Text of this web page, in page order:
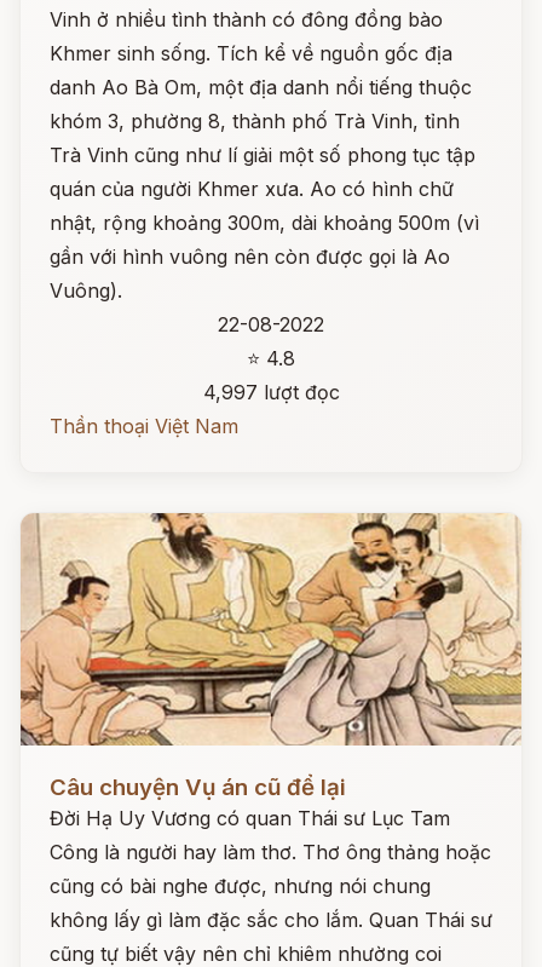
Vinh ở nhiều tình thành có đông đồng bào
Khmer sinh sống. Tích kể về nguồn gốc địa
danh Ao Bà Om, một địa danh nổi tiếng thuộc
khóm 3, phường 8, thành phố Trà Vinh, tỉnh
Trà Vinh cũng như lí giải một số phong tục tập
quán của người Khmer xưa. Ao có hình chữ
nhật, rộng khoảng 300m, dài khoảng 500m (vì
gần với hình vuông nên còn được gọi là Ao
Vuông).
22-08-2022
⭐ 4.8
4,997 lượt đọc
Thần thoại Việt Nam
Câu chuyện Vụ án cũ để lại
Đời Hạ Uy Vương có quan Thái sư Lục Tam
Công là người hay làm thơ. Thơ ông thảng hoặc
cũng có bài nghe được, nhưng nói chung
không lấy gì làm đặc sắc cho lắm. Quan Thái sư
cũng tự biết vậy nên chỉ khiêm nhường coi